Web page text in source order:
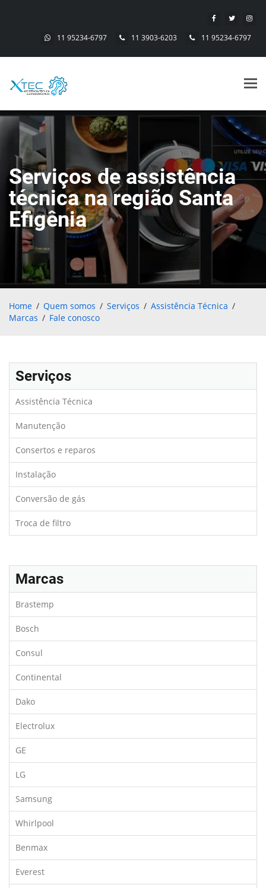
11 95234-6797 11 3903-6203 11 95234-6797
Serviços de assistência
técnica na região Santa
Efigênia
Home Quem somos Serviços
Assistência Técnica
Marcas
Fale conosco
Serviços
Assistência Técnica
Manutenção
Consertos e reparos
Instalação
Conversão de gás
Troca de filtro
Marcas
Brastemp
Bosch
Consul
Continental
Dako
Electrolux
GE
LG
Samsung
Whirlpool
Benmax
Everest